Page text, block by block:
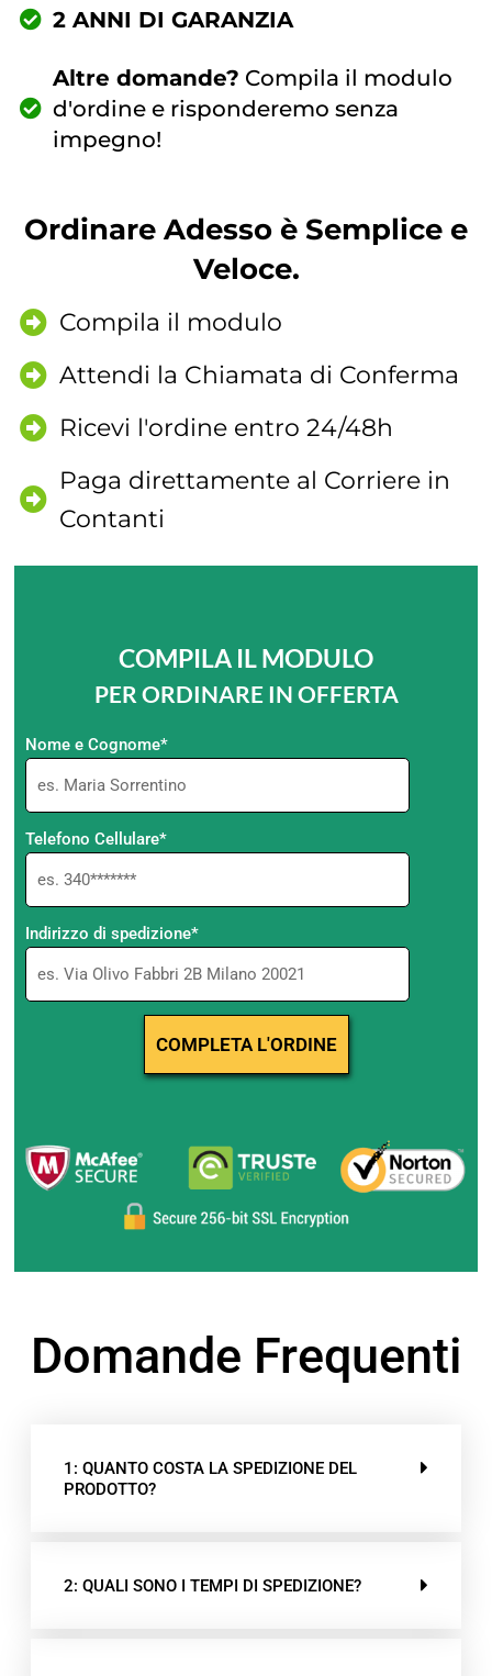
2 ANNI DI GARANZIA
Altre domande? Compila il modulo
d'ordine e risponderemo senza
impegno!
Ordinare Adesso è Semplice e
Veloce.
Compila il modulo
Attendi la Chiamata di Conferma
Ricevi l'ordine entro 24/48h
Paga direttamente al Corriere in
Contanti
COMPILA IL MODULO
PER ORDINARE IN OFFERTA
Nome e Cognome*
Telefono Cellulare*
Indirizzo di spedizione*
Domande Frequenti
1: QUANTO COSTA LA SPEDIZIONE DEL
PRODOTTO?
2: QUALI SONO I TEMPI DI SPEDIZIONE?